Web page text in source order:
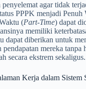
penyelemat agar tidak
PPPK menjadi Penuh
(Part-Time) dapat
memiliki
dapat diberikan untuk
pendapatan mereka tanpa
secara ekstrem sekaligus.
Kerja dalam Sistem